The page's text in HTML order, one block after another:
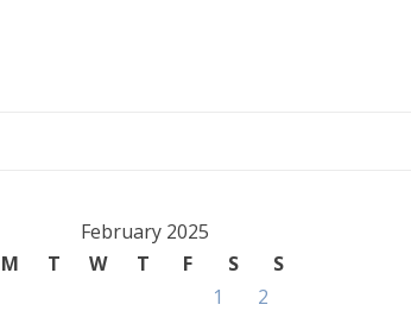
February 2025
M
T W T F S
S
1
2